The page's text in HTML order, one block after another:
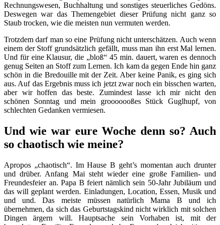
Rechnungswesen, Buchhaltung und sonstiges steuerliches Gedöns.
Deswegen war das Themengebiet dieser Prüfung nicht ganz so
Staub trocken, wie die meisten nun vermuten werden.
Trotzdem darf man so eine Prüfung nicht unterschätzen. Auch wenn
einem der Stoff grundsätzlich gefällt, muss man ihn erst Mal lernen.
Und für eine Klausur, die „bloß“ 45 min. dauert, waren es dennoch
genug Seiten an Stoff zum Lernen. Ich kam da gegen Ende hin ganz
schön in die Bredouille mit der Zeit. Aber keine Panik, es ging sich
aus. Auf das Ergebnis muss ich jetzt zwar noch ein bisschen warten,
aber wir hoffen das beste. Zumindest lasse ich mir nicht den
schönen Sonntag und mein grooooooßes Stück Guglhupf, von
schlechten Gedanken vermiesen.
Und wie war eure Woche denn so? Auch
so chaotisch wie meine?
Apropos „chaotisch“. Im Hause B geht’s momentan auch drunter
und drüber. Anfang Mai steht wieder eine große Familien- und
Freundesfeier an. Papa B feiert nämlich sein 50-Jahr Jubiläum und
das will geplant werden. Einladungen, Location, Essen, Musik und
und und. Das meiste müssen natürlich Mama B und ich
übernehmen, da sich das Geburtstagskind nicht wirklich mit solchen
Dingen ärgern will. Hauptsache sein Vorhaben ist, mit der